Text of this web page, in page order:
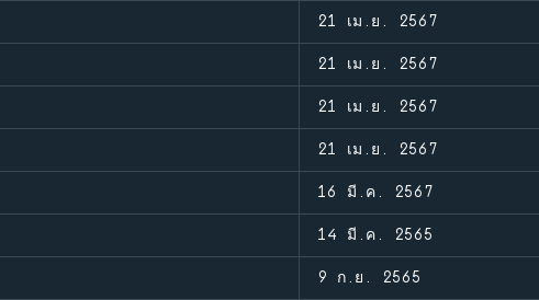
21 เม.ย. 2567
21 เม.ย. 2567
21 เม.ย. 2567
21 เม.ย. 2567
16 มี.ค. 2567
14 มี.ค. 2565
9 ก.ย. 2565